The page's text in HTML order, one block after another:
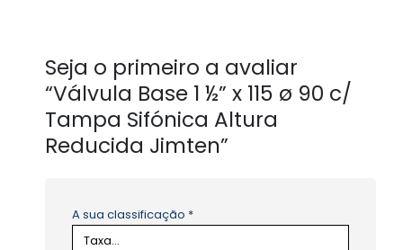
Seja o primeiro a avaliar
“Válvula Base 1 ½” x 115 ø 90 c/
Tampa Sifónica Altura
Reducida Jimten”
A sua classificação *